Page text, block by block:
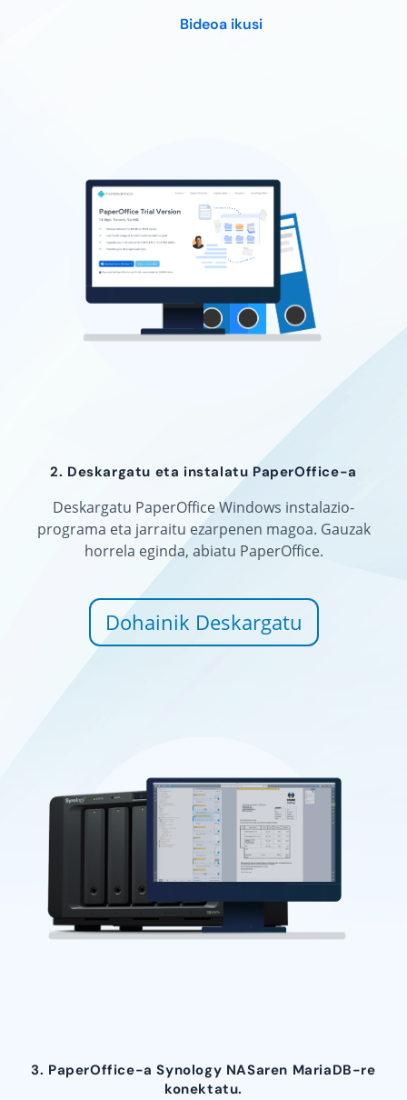
Bideoa ikusi
2. Deskargatu eta instalatu PaperOffice-a
Deskargatu PaperOffice Windows instalazio-
programa eta jarraitu ezarpenen magoa. Gauzak
horrela eginda, abiatu PaperOffice.
Dohainik Deskargatu
3. PaperOffice-a Synology NASaren MariaDB-re
konektatu.